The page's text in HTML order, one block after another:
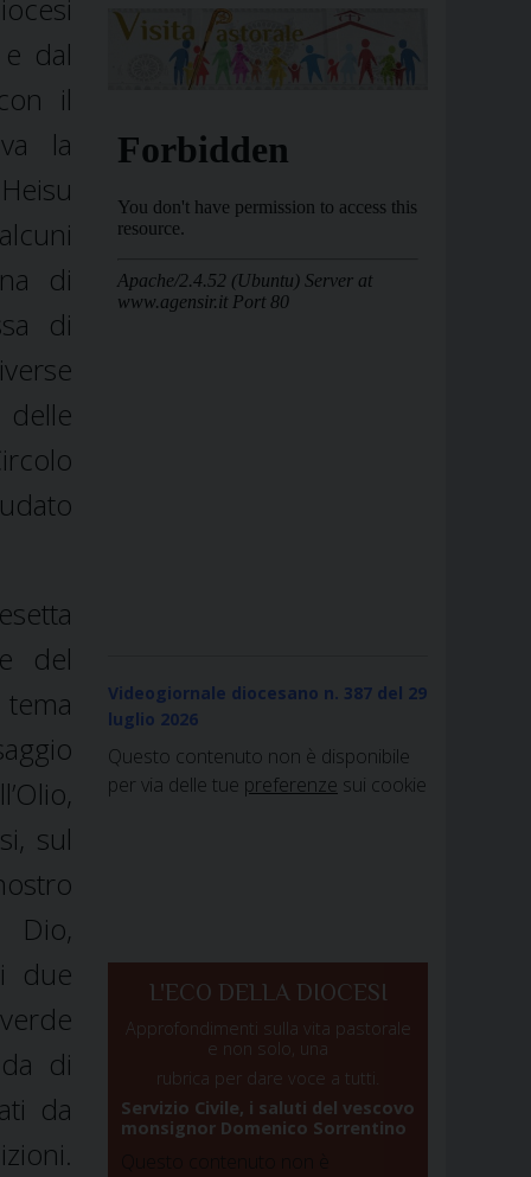
dal
il
la
di
di
del
sul
Dio,
due
di
da
Videogiornale diocesano n. 387 del 29
luglio 2026
Questo contenuto non è disponibile
per via delle tue preferenze sui cookie
L'ECO DELLA DIOCESI
Approfondimenti sulla vita pastorale
e non solo, una
rubrica per dare voce a tutti.
Servizio Civile, i saluti del vescovo
monsignor Domenico Sorrentino